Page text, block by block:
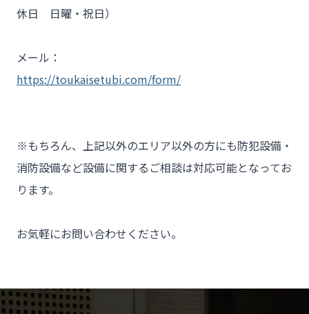
休日　日曜・祝日）
メール：
https://toukaisetubi.com/form/
※もちろん、上記以外のエリア以外の方にも防犯設備・
消防設備など設備に関するご相談は対応可能となってお
ります。
お気軽にお問い合わせください。